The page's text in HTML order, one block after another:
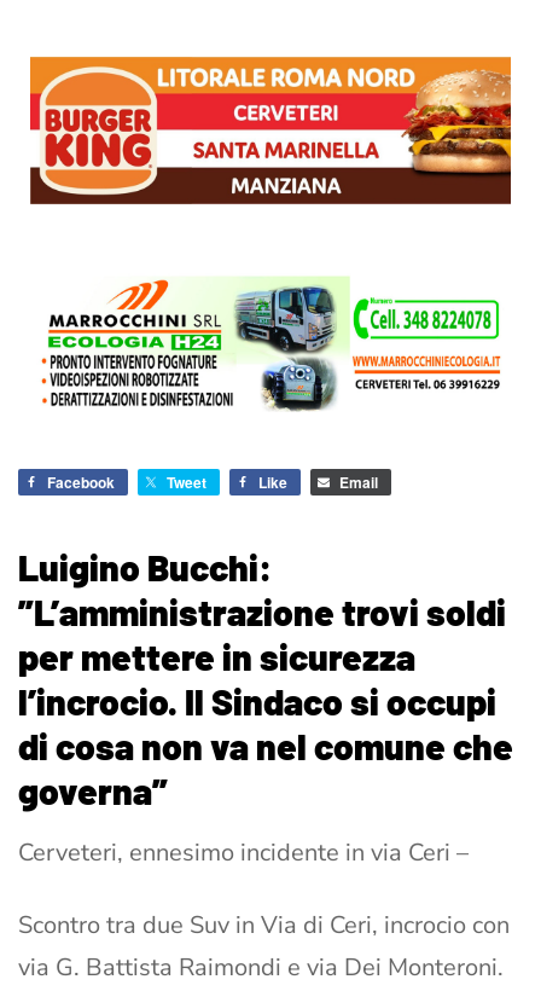
Facebook Tweet Like Email
Luigino Bucchi:
”L’amministrazione trovi soldi
per mettere in sicurezza
l’incrocio. Il Sindaco si occupi
di cosa non va nel comune che
governa”
Cerveteri, ennesimo incidente in via Ceri –
Scontro tra due Suv in Via di Ceri, incrocio con
via G. Battista Raimondi e via Dei Monteroni.